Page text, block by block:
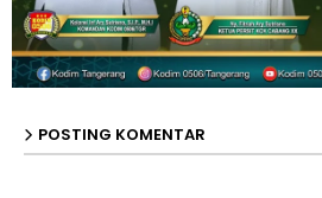
POSTING KOMENTAR